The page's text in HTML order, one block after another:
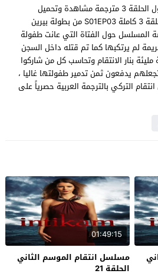
مسلسل انتقام الموسم الاول الحلقة 3 مترجمة مشاهدة وتحميل
مسلسل “انتقام” Intikam حلقة 3 كاملة S01EP03 من بطولة بيرين
المسلسل حول الفتاة التي عانت طفولة
لم يرتكبها كما تم قتله داخل السجن
بنار الانتقام وتحاسب كل من شاركوا
يدفعون ثمن تدمير طفولتها غاليا ،
مسلسل انتقام التركي بالترجمة العربية حصرياً على
01:49:15
مسلسل انتقام الموسم الثاني
الحلقة 21